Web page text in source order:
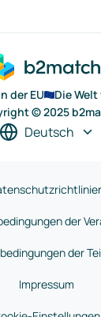
der EU
Die
© 2025
Deutsch
der
der
Impressum